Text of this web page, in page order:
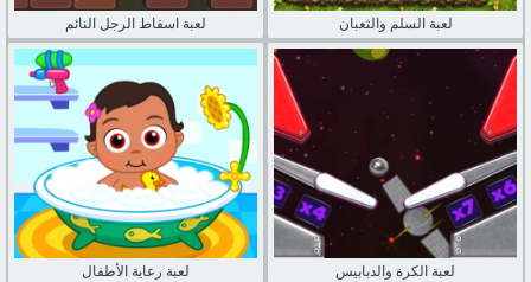
لعبة اسقاط الرجل النائم لعبة السلم والثعبان
لعبة رعاية الأطفال لعبة الكرة والدبابيس